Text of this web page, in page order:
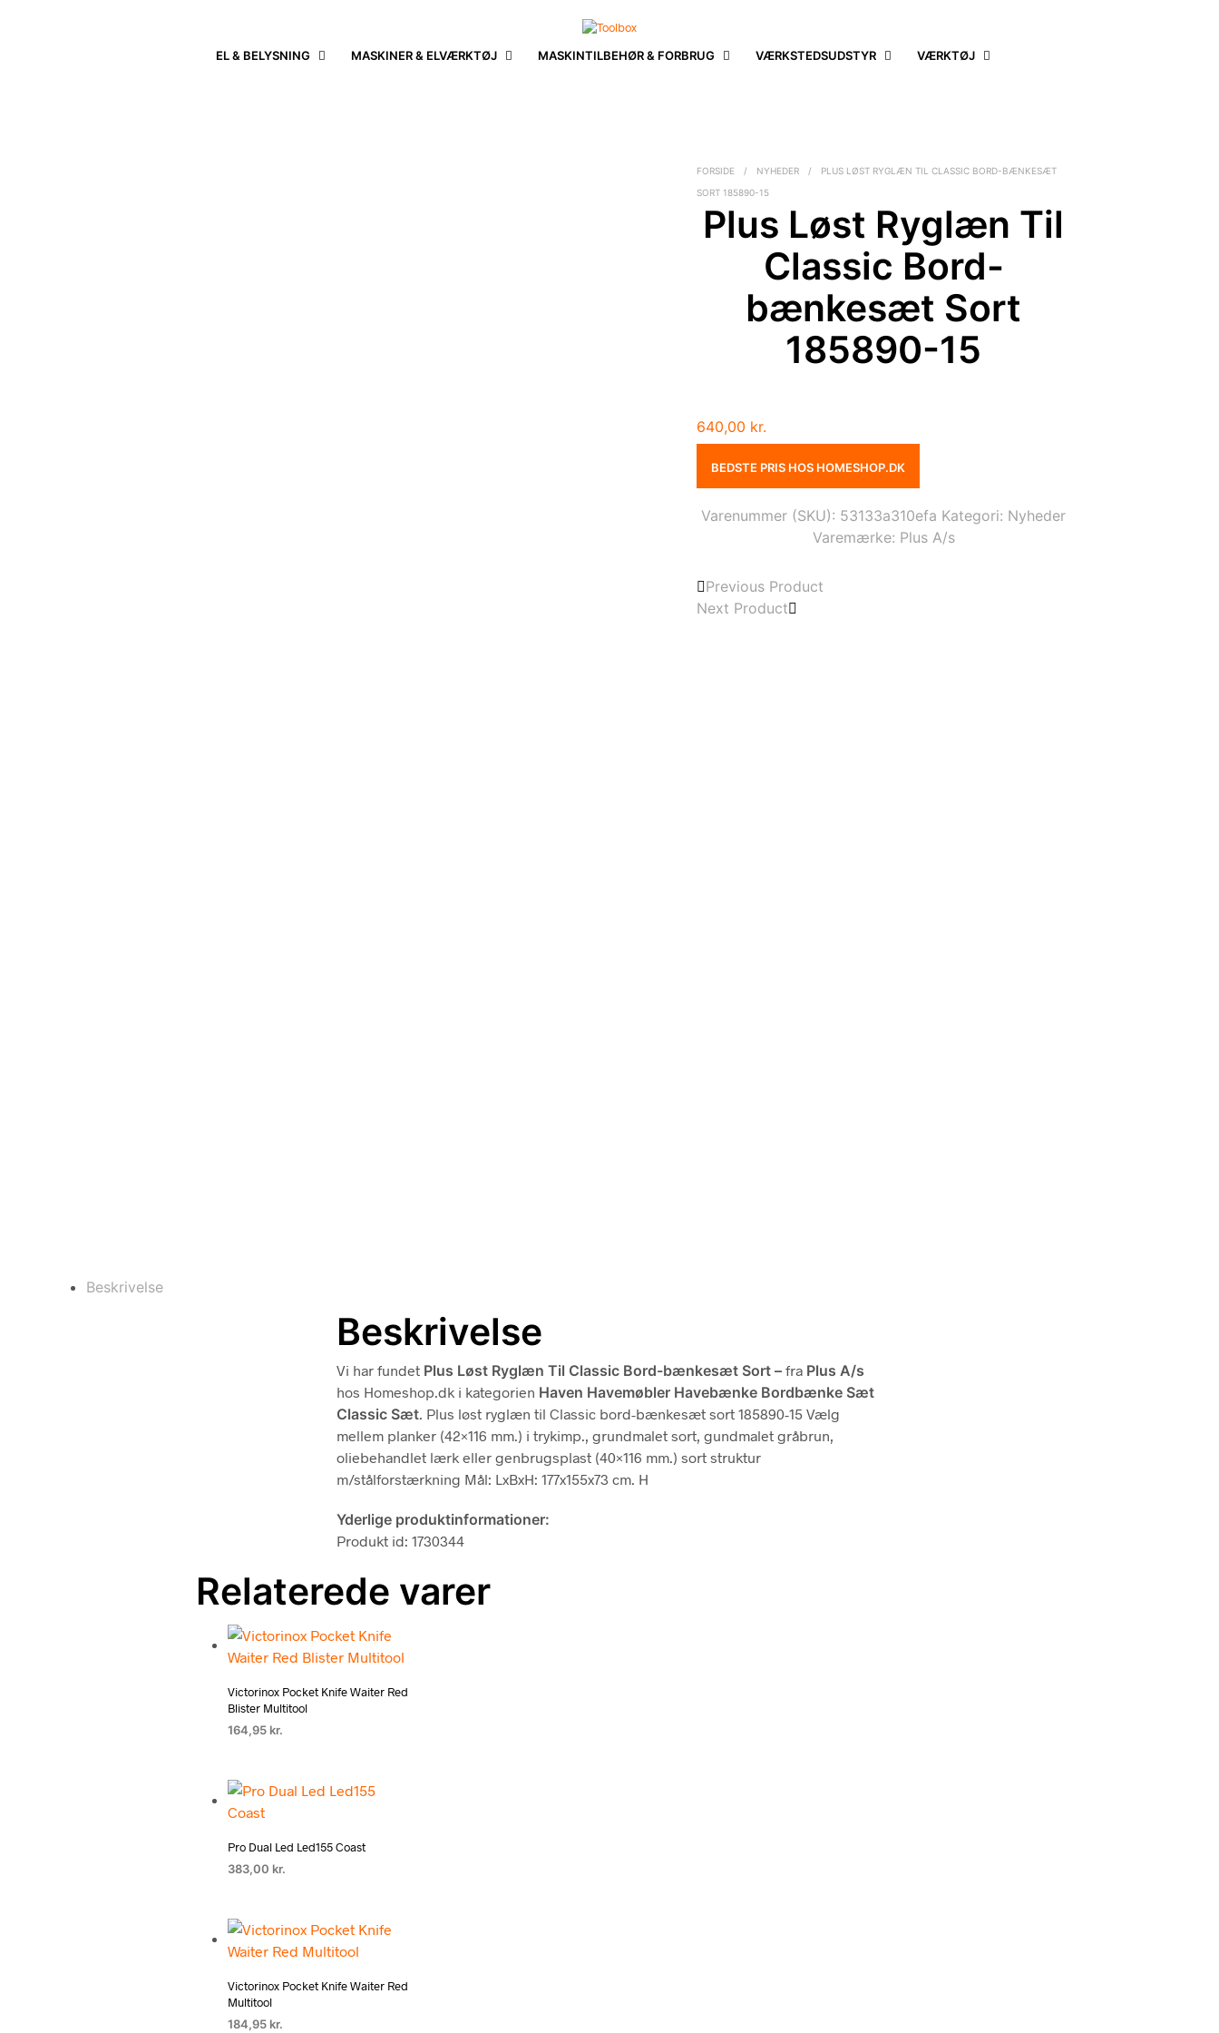
EL & BELYSNING MASKINER & ELVÆRKTØJ MASKINTILBEHØR & FORBRUG VÆRKSTEDSUDSTYR VÆRKTØJ
FORSIDE / NYHEDER /
PLUS LØST RYGLÆN TIL CLASSIC BORD-BÆNKESÆT
SORT 185890-15
Plus Løst Ryglæn Til
Classic Bord-
bænkesæt Sort
185890-15
640,00 kr.
BEDSTE PRIS HOS HOMESHOP.DK
Varenummer (SKU): 53133a310efa Kategori: Nyheder
Varemærke: Plus A/s
Previous Product
Next Product
Beskrivelse
Beskrivelse
Vi har fundet Plus Løst Ryglæn Til Classic Bord-bænkesæt Sort – fra Plus A/s
hos Homeshop.dk i kategorien Haven Havemøbler Havebænke Bordbænke Sæt
Classic Sæt. Plus løst ryglæn til Classic bord-bænkesæt sort 185890-15 Vælg
mellem planker (42×116 mm.) i trykimp., grundmalet sort, gundmalet gråbrun,
oliebehandlet lærk eller genbrugsplast (40×116 mm.) sort struktur
m/stålforstærkning Mål: LxBxH: 177x155x73 cm. H
Yderlige produktinformationer:
Produkt id: 1730344
Relaterede varer
Victorinox Pocket Knife Waiter Red
Blister Multitool
164,95 kr.
Pro Dual Led Led155 Coast
383,00 kr.
Victorinox Pocket Knife Waiter Red
Multitool
184,95 kr.